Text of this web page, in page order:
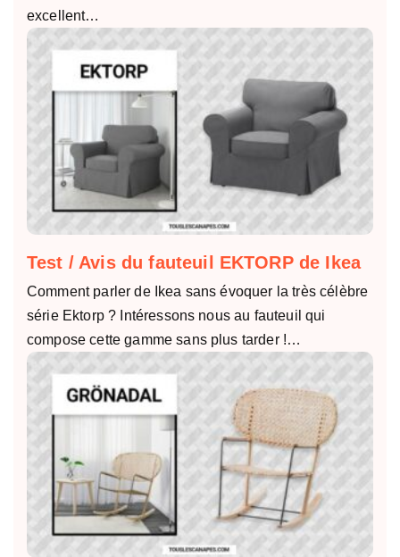
excellent…
Test / Avis du fauteuil EKTORP de Ikea
Comment parler de Ikea sans évoquer la très célèbre
série Ektorp ? Intéressons nous au fauteuil qui
compose cette gamme sans plus tarder !…